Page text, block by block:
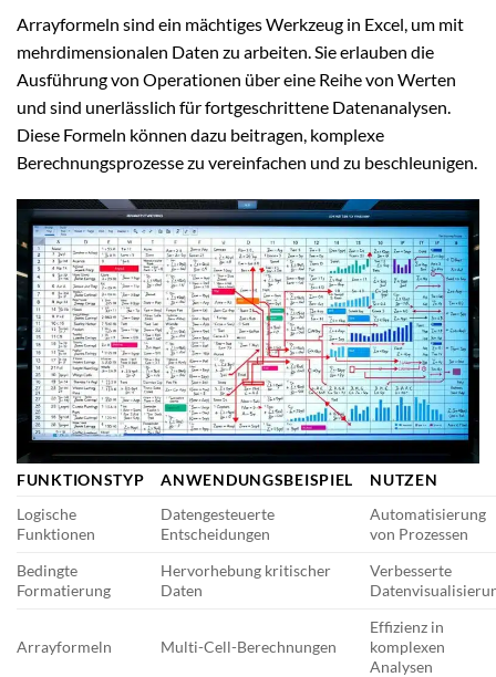
Arrayformeln sind ein mächtiges Werkzeug in Excel, um mit
mehrdimensionalen Daten zu arbeiten. Sie erlauben die
Ausführung von Operationen über eine Reihe von Werten
und sind unerlässlich für fortgeschrittene Datenanalysen.
Diese Formeln können dazu beitragen, komplexe
Berechnungsprozesse zu vereinfachen und zu beschleunigen.
FUNKTIONSTYP ANWENDUNGSBEISPIEL
NUTZEN
Logische
Funktionen
Datengesteuerte
Entscheidungen
Automatisierung
von Prozessen
Bedingte
Formatierung
Hervorhebung kritischer
Daten
Verbesserte
Arrayformeln Multi-Cell-Berechnungen
Effizienz in
komplexen
Analysen